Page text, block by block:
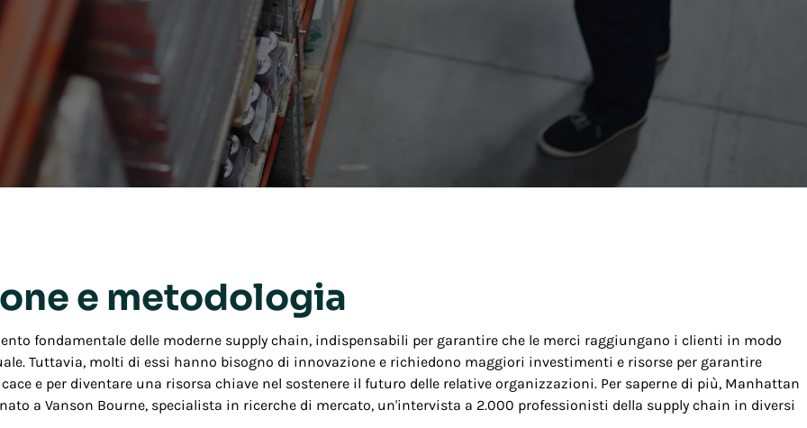
e metodologia
fondamentale delle moderne supply chain, indispensabili per garantire che le merci raggiungano i clienti in modo
Tuttavia, molti di essi hanno bisogno di innovazione e richiedono maggiori investimenti e risorse per garantire
e per diventare una risorsa chiave nel sostenere il futuro delle relative organizzazioni. Per saperne di più, Manhattan
a Vanson Bourne, specialista in ricerche di mercato, un'intervista a 2.000 professionisti della supply chain in diversi